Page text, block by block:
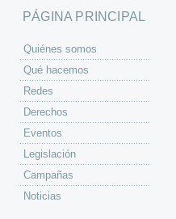
PÁGINA PRINCIPAL
Quiénes somos
Qué hacemos
Redes
Derechos
Eventos
Legislación
Campañas
Noticias